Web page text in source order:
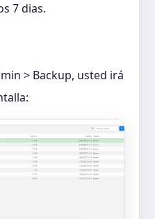
7 dias.
> Backup, usted irá